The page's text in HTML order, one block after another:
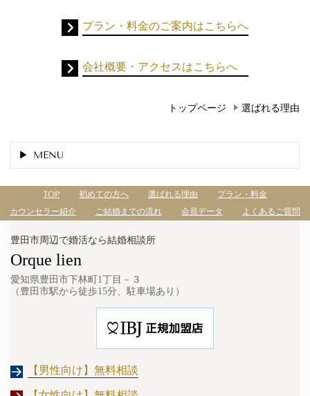
プラン・料金のご案内はこちらへ
会社概要・アクセスはこちらへ
トップページ 選ばれる理由
MENU
TOP 初めての方へ 選ばれる理由
プラン・料金
カウンセラー紹介
ご結婚までの流れ 会員データ よくあるご質問
豊田市周辺で婚活なら結婚相談所
Orque lien
愛知県豊田市下林町1丁目－３
（豊田市駅から徒歩15分、駐車場あり）
【男性向け】 無料相談